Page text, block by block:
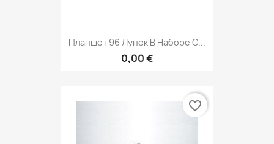
Планшет 96 Лунок В Наборе С...
0,00 €
favorite_border